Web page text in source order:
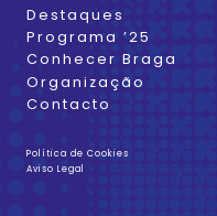
Destaques
Programa ’25
Conhecer Braga
Organização
Contacto
Política de Cookies
Aviso Legal